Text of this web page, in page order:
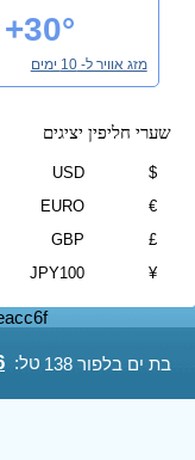
בת ים בלפור 138 טל:
+30°
מזג אוויר ל- 10 ימים
שערי חליפין יציגים
$
USD
€
EURO
£
GBP
¥
JPY100